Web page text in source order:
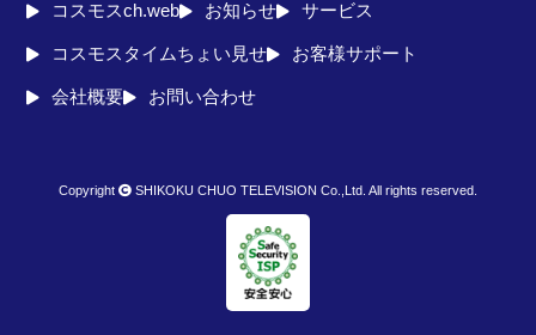
コスモスch.web お知らせ サービス
コスモスタイムちょい見せ お客様サポート
会社概要 お問い合わせ
Copyright SHIKOKU CHUO TELEVISION Co.,Ltd. All rights reserved.